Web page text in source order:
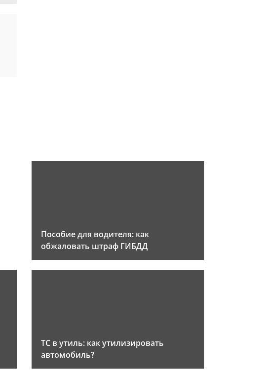
Пособие для водителя: как
обжаловать штраф ГИБДД
ТС в утиль: как утилизировать
автомобиль?